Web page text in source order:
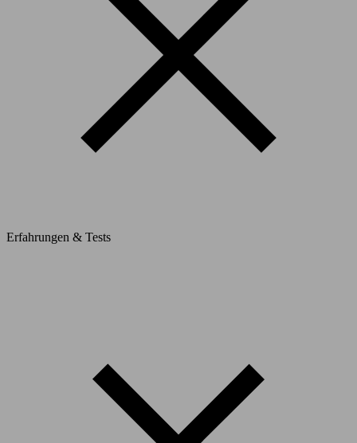
Erfahrungen & Tests